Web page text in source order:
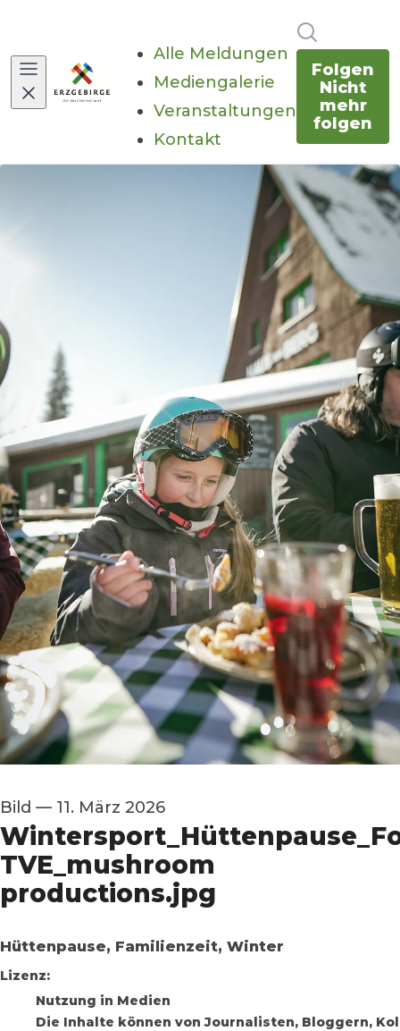
Alle Meldungen
Mediengalerie
Veranstaltungen
Kontakt
Folgen
Nicht
mehr
folgen
Bild — 11. März 2026
TVE_mushroom
productions.jpg
Hüttenpause, Familienzeit, Winter
mushroom productions
Lizenz:
Nutzung in Medien
Die Inhalte können von Journalisten, Bloggern,